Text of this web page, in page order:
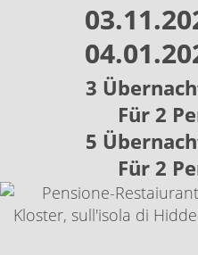
3
Für 2
5
Für 2